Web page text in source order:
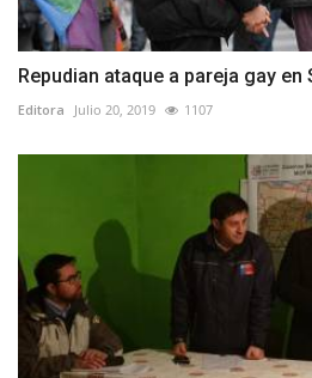
Repudian ataque a pareja gay en
Editora Julio 20, 2019 1107